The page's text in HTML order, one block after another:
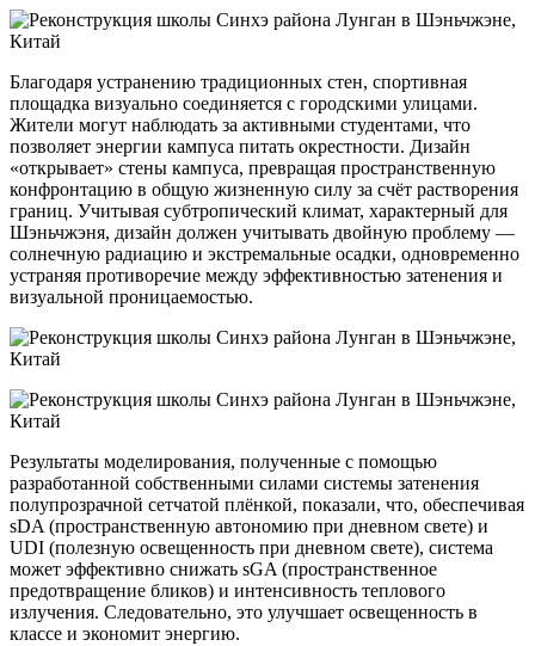
Благодаря устранению традиционных стен, спортивная
площадка визуально соединяется с городскими улицами.
Жители могут наблюдать за активными студентами, что
позволяет энергии кампуса питать окрестности. Дизайн
«открывает» стены кампуса, превращая пространственную
конфронтацию в общую жизненную силу за счёт растворения
границ. Учитывая субтропический климат, характерный для
Шэньчжэня, дизайн должен учитывать двойную проблему —
солнечную радиацию и экстремальные осадки, одновременно
устраняя противоречие между эффективностью затенения и
визуальной проницаемостью.
Результаты моделирования, полученные с помощью
разработанной собственными силами системы затенения
полупрозрачной сетчатой плёнкой, показали, что, обеспечивая
sDA (пространственную автономию при дневном свете) и
UDI (полезную освещенность при дневном свете), система
может эффективно снижать sGA (пространственное
предотвращение бликов) и интенсивность теплового
излучения. Следовательно, это улучшает освещенность в
классе и экономит энергию.